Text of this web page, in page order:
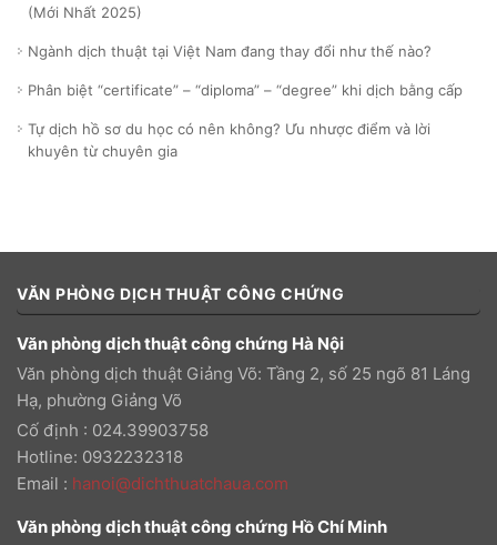
(Mới Nhất 2025)
Ngành dịch thuật tại Việt Nam đang thay đổi như thế nào?
Phân biệt “certificate” – “diploma” – “degree” khi dịch bằng cấp
Tự dịch hồ sơ du học có nên không? Ưu nhược điểm và lời
khuyên từ chuyên gia
VĂN PHÒNG DỊCH THUẬT CÔNG CHỨNG
Văn phòng dịch thuật công chứng Hà Nội
Văn phòng dịch thuật Giảng Võ: Tầng 2, số 25 ngõ 81 Láng
Hạ, phường Giảng Võ
Cố định : 024.39903758
Hotline: 0932232318
Email : hanoi@dichthuatchaua.com
Văn phòng dịch thuật công chứng Hồ Chí Minh